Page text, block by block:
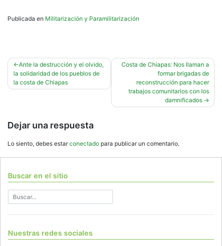
Publicada en Militarización y Paramilitarización
Navegación
de
entradas
Ante la destrucción y el olvido,
la solidaridad de los pueblos de
la costa de Chiapas
Costa de Chiapas: Nos llaman a
formar brigadas de
reconstrucción para hacer
trabajos comunitarios con los
damnificados
Dejar una respuesta
Lo siento, debes estarconectado para publicar un comentario.
Buscar en el sitio
Nuestras redes sociales